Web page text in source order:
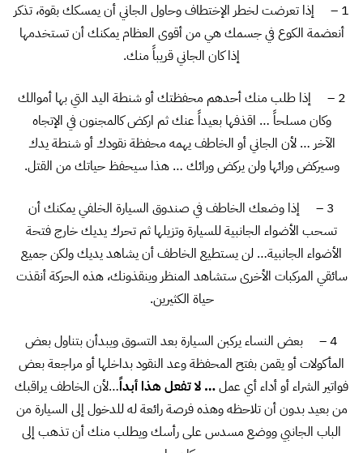
1 – إذا تعرضت لخطر الإختطاف وحاول الجاني أن يمسكك بقوة، تذكر
أنعضمة الكوع في جسمك هي من أقوى العظام يمكنك أن تستخدمها
إذا كان الجاني قريباً منك.
2 – إذا طلب منك أحدهم محفظتك أو شنطة اليد التي بها أموالك
وكان مسلحاً … اقذفها بعيداً عنك ثم اركض كالمجنون في الإتجاه
الآخر … لأن الجاني أو الخاطف يهمه محفظة نقودك أو شنطة يدك
وسيركض ورائها ولن يركض ورائك … هذا سيحفظ حياتك من القتل.
3 – إذا وضعك الخاطف في صندوق السيارة الخلفي يمكنك أن
تسحب الأضواء الجانبية للسيارة وتزيلها ثم تحرك يديك خارج فتحة
الأضواء الجانبية… لن يستطيع الخاطف أن يشاهد يديك ولكن جميع
سائقي المركبات الأخرى ستشاهد المنظر وينقذونك، هذه الحركة أنقذت
حياة الكثيرين.
4 – بعض النساء يركبن السيارة بعد التسوق ويبدأن بتناول بعض
المأكولات أو يقمن بفتح المحفظة وعد النقود بداخلها أو مراجعة بعض
فواتير الشراء أو أداء أي عمل… لا تفعل هذا أبداً…لأن الخاطف يراقبك
من بعيد بدون أن تلاحظه وهذه فرصة رائعة له للدخول إلى السيارة من
الباب الجانبي ووضع مسدس على رأسك ويطلب منك أن تذهب إلى